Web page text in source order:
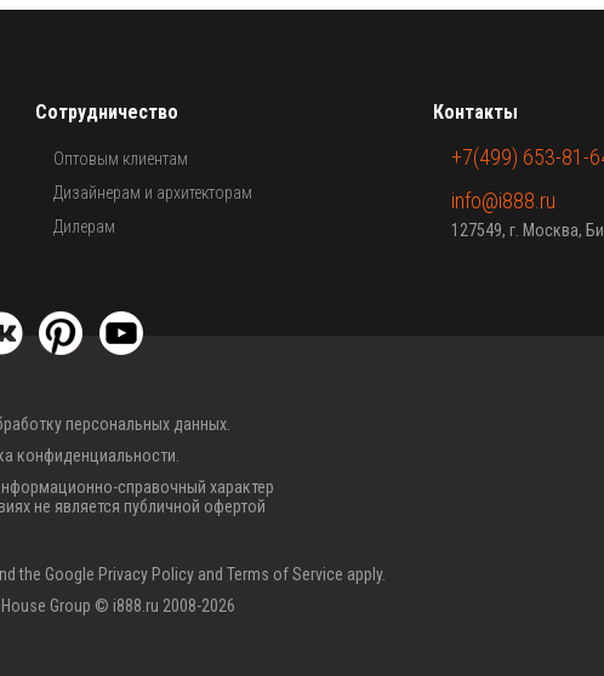
Сотрудничество
Оптовым клиентам
Дизайнерам и архитекторам
Дилерам
Контакты
+7(499) 653-81-
info@i888.ru
127549, г. Москва,
персональных данных.
конфиденциальности.
справочный характер
не является публичной офертой
the Google Privacy Policy andTerms of Service apply.
Group © i888.ru 2008-2026